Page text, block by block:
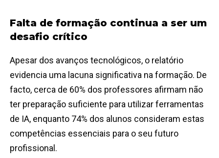
Falta de formação continua a ser um
desafio crítico
Apesar dos avanços tecnológicos, o relatório
evidencia uma lacuna significativa na formação. De
facto, cerca de 60% dos professores afirmam não
ter preparação suficiente para utilizar ferramentas
de IA, enquanto 74% dos alunos consideram estas
competências essenciais para o seu futuro
profissional.